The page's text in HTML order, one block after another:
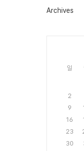
그
Archives
일
2
9
16
23
30